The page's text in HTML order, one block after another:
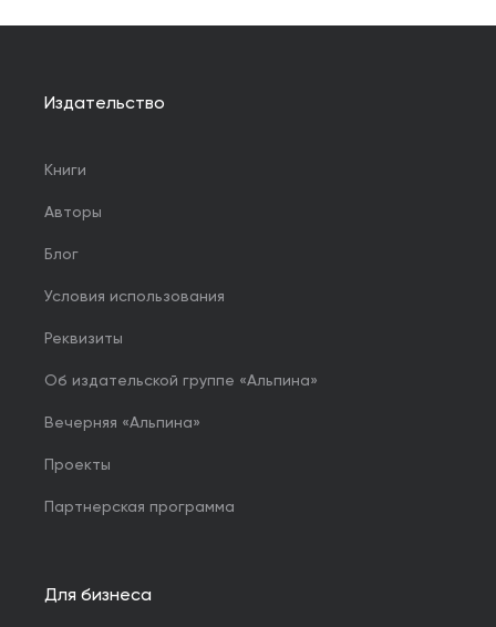
Издательство
Книги
Авторы
Блог
Условия использования
Реквизиты
Об издательской группе «Альпина»
Вечерняя «Альпина»
Проекты
Партнерская программа
Для бизнеса